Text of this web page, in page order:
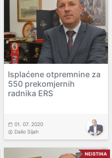
Isplaćene otpremnine za
550 prekomjernih
radnika ERS
01. 07. 2020
Dalio Sijah
NEISTINA